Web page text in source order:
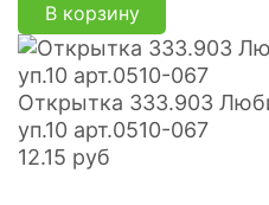
В корзину
Открытка 333.903
уп.10 арт.0510-067
12.15 руб